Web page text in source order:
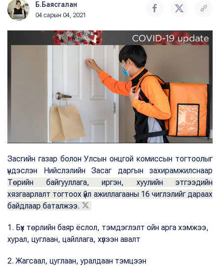
Б.Баясгалан
04 сарын 04, 2021
Засгийн газар болон Улсын онцгой комиссын тогтоолыг
үндэслэн Нийслэлийн Засаг даргын захирамжилснаар
Төрийн байгууллага, иргэн, хуулийн этгээдийн
хязгаарлалт тогтоох үйл ажиллагааны 16 чиглэлийг дараах
байдлаар баталжээ.
1. Бүх төрлийн баяр ёслол, тэмдэглэлт ойн арга хэмжээ,
хурал, цуглаан, цайллага, хүлээн авалт
2. Жагсаал, цуглаан, уралдаан тэмцээн